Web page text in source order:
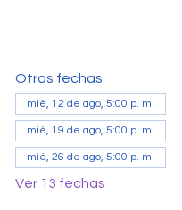
Otras fechas
mié, 12 de ago, 5:00 p. m.
mié, 19 de ago, 5:00 p. m.
mié, 26 de ago, 5:00 p. m.
Ver 13 fechas